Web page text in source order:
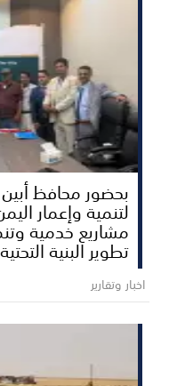
بحضور محافظ
لتنمية وإعمار
مشاريع خدمية
تطوير البنية التحتية
اخبار وتقارير